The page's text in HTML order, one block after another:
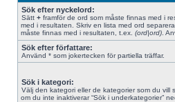
Sök efter nyckelord:
Sätt + framför de ord som måste finnas med i
med i resultaten. Skriv en lista med ord
måste finnas med i resultaten, t.ex. (ord|ord) .
Sök efter författare:
Använd * som jokertecken för partiella träffar.
Sök i kategori:
Välj den kategori eller de kategorier som du vill
om du inte inaktiverar “Sök i underkategorier”